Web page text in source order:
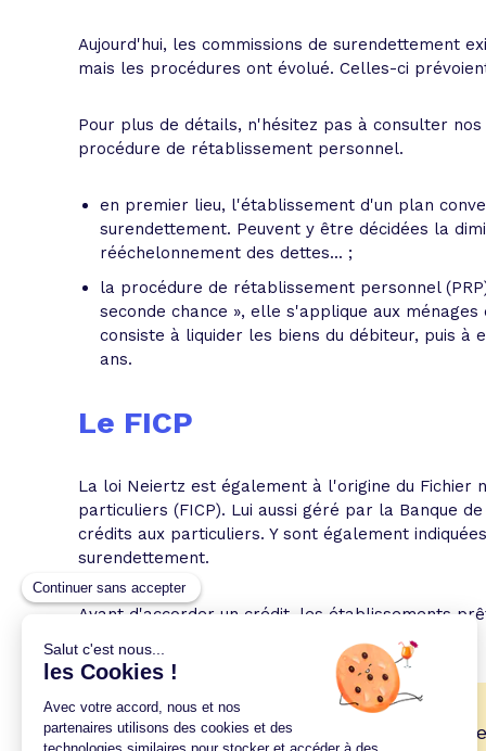
Aujourd'hui, les commissions de surendettement
mais les procédures ont évolué. Celles-ci
Pour plus de détails, n'hésitez pas à consulter
procédure de rétablissement personnel.
en premier lieu, l'établissement d'un plan
surendettement. Peuvent y être décidées la
rééchelonnement des dettes... ;
la procédure de rétablissement personnel
seconde chance », elle s'applique aux
consiste à liquider les biens du débiteur, puis à
ans.
Le FICP
La loi Neiertz est également à l'origine du Fichier
particuliers (FICP). Lui aussi géré par la Banque
crédits aux particuliers. Y sont également
surendettement.
Avant d'accorder un crédit, les établissements
🎉 Profitez de notre expertise au